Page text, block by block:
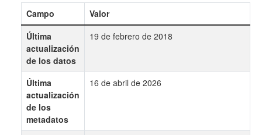
Campo
Valor
Última
actualización
de los datos
19 de febrero de 2018
Última
actualización
de los
metadatos
16 de abril de 2026